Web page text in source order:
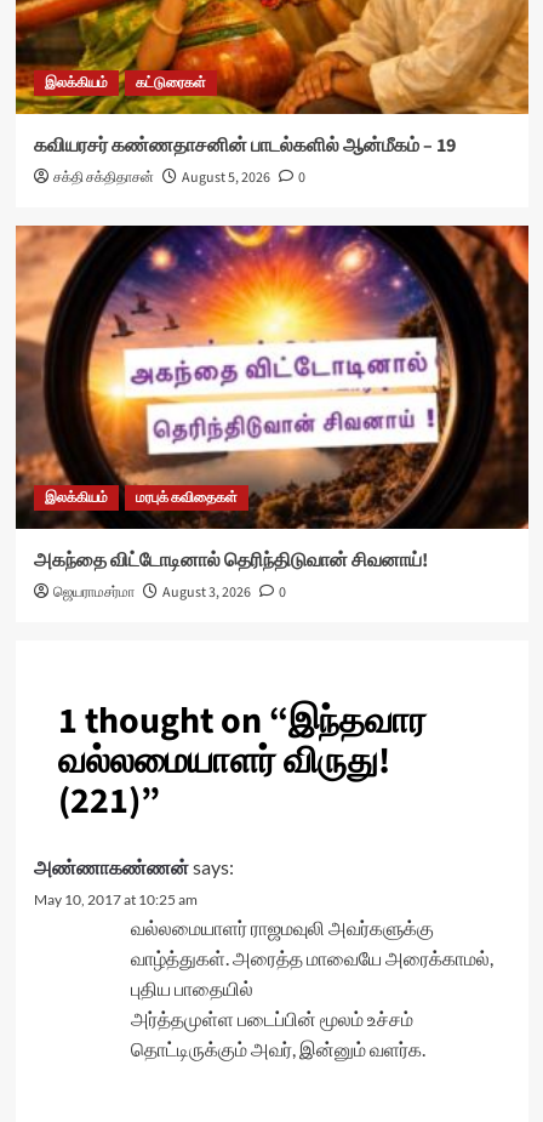
இலக்கியம் கட்டுரைகள்
கவியரசர் கண்ணதாசனின் பாடல்களில் ஆன்மீகம் – 19
சக்தி சக்திதாசன் August 5, 2026 0
இலக்கியம் மரபுக் கவிதைகள்
அகந்தை விட்டோடினால் தெரிந்திடுவான் சிவனாய்!
ஜெயராமசர்மா August 3, 2026 0
1 thought on “இந்தவார
வல்லமையாளர் விருது!
(221)”
அண்ணாகண்ணன்says:
May 10, 2017 at 10:25 am
வல்லமையாளர் ராஜமவுலி அவர்களுக்கு
வாழ்த்துகள். அரைத்த மாவையே அரைக்காமல்,
புதிய பாதையில்
அர்த்தமுள்ள படைப்பின் மூலம் உச்சம்
தொட்டிருக்கும் அவர், இன்னும் வளர்க.